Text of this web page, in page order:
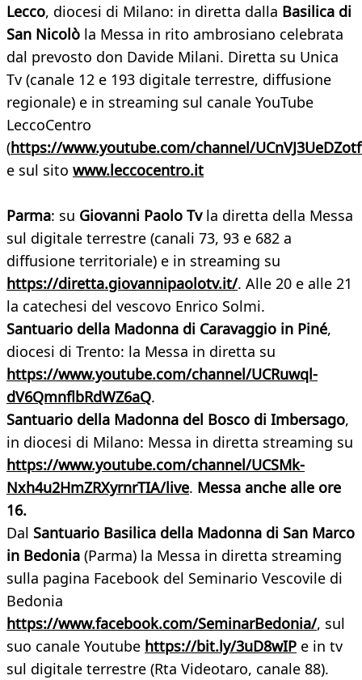
Lecco, diocesi di Milano: in diretta dalla Basilica di
San Nicolò la Messa in rito ambrosiano celebrata
dal prevosto don Davide Milani. Diretta su Unica
Tv (canale 12 e 193 digitale terrestre, diffusione
regionale) e in streaming sul canale YouTube
LeccoCentro
(https://www.youtube.com/channel/
e sul sito www.leccocentro.it
Parma: su Giovanni Paolo Tv la diretta della Messa
sul digitale terrestre (canali 73, 93 e 682 a
diffusione territoriale) e in streaming su
https://diretta.giovannipaolotv.it/. Alle 20 e alle 21
la catechesi del vescovo Enrico Solmi.
Santuario della Madonna di Caravaggio in Piné,
diocesi di Trento: la Messa in diretta su
https://www.youtube.com/channel/UCRuwql-
dV6QmnflbRdWZ6aQ.
Santuario della Madonna del Bosco di Imbersago,
in diocesi di Milano: Messa in diretta streaming su
https://www.youtube.com/channel/UCSMk-
Nxh4u2HmZRXyrnrTIA/live. Messa anche alle ore
16.
Dal Santuario Basilica della Madonna di San Marco
in Bedonia (Parma) la Messa in diretta streaming
sulla pagina Facebook del Seminario Vescovile di
Bedonia
https://www.facebook.com/SeminarBedonia/, sul
suo canale Youtube https://bit.ly/3uD8wIP e in tv
sul digitale terrestre (Rta Videotaro, canale 88).